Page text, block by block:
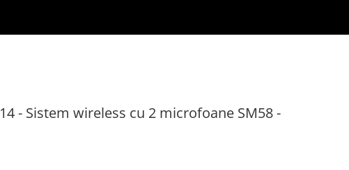
- Sistem wireless cu 2 microfoane SM58 -